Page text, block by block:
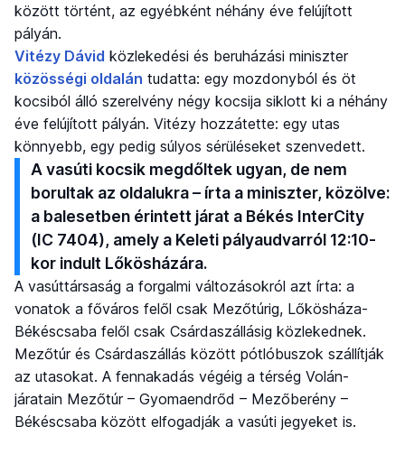
között történt, az egyébként néhány éve felújított
pályán.
Vitézy Dávid közlekedési és beruházási miniszter
közösségi oldalán tudatta: egy mozdonyból és öt
kocsiból álló szerelvény négy kocsija siklott ki a néhány
éve felújított pályán. Vitézy hozzátette: egy utas
könnyebb, egy pedig súlyos sérüléseket szenvedett.
A vasúti kocsik megdőltek ugyan, de nem
borultak az oldalukra – írta a miniszter, közölve:
a balesetben érintett járat a Békés InterCity
(IC 7404), amely a Keleti pályaudvarról 12:10-
kor indult Lőkösházára.
A vasúttársaság a forgalmi változásokról azt írta: a
vonatok a főváros felől csak Mezőtúrig, Lőkösháza-
Békéscsaba felől csak Csárdaszállásig közlekednek.
Mezőtúr és Csárdaszállás között pótlóbuszok szállítják
az utasokat. A fennakadás végéig a térség Volán-
járatain Mezőtúr – Gyomaendrőd – Mezőberény –
Békéscsaba között elfogadják a vasúti jegyeket is.